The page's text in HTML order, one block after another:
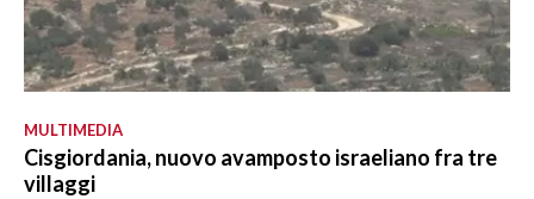
MULTIMEDIA
Cisgiordania, nuovo avamposto israeliano fra tre
villaggi